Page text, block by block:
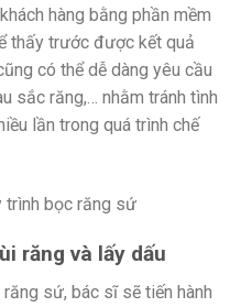
hàng bằng phần mềm
thấy trước được kết quả
có thể dễ dàng yêu cầu
sắc răng,… nhằm tránh tình
lần trong quá trình chế
răng và lấy dấu
sứ, bác sĩ sẽ tiến hành